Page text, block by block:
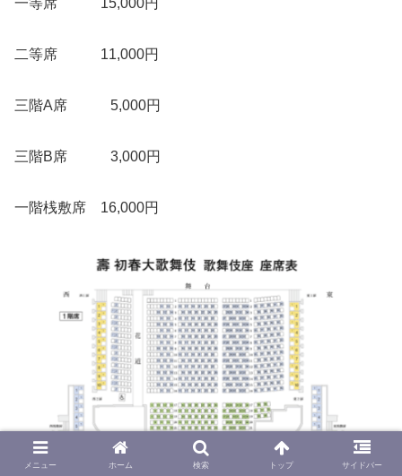
一等席 15,000円
二等席 11,000円
三階A席 5,000円
三階B席 3,000円
一階桟敷席 16,000円
メニュー ホーム 検索 トップ サイドバー